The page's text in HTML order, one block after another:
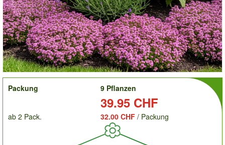
order
Packung
9 Pflanzen
39.95 CHF
ab 2 Pack. 32.00 CHF / Packung